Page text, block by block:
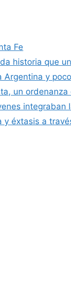
Fe
historia que
Argentina y
un ordenanza
integraban
y éxtasis a